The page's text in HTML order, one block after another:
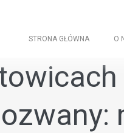
STRONA GŁÓWNA O